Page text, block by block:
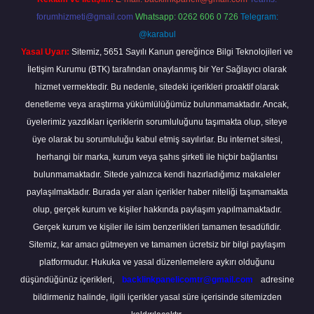
forumhizmeti@gmail.com Whatsapp: 0262 606 0 726 Telegram:
@karabul
Yasal Uyarı: Sitemiz, 5651 Sayılı Kanun gereğince Bilgi Teknolojileri ve
İletişim Kurumu (BTK) tarafından onaylanmış bir Yer Sağlayıcı olarak
hizmet vermektedir. Bu nedenle, sitedeki içerikleri proaktif olarak
denetleme veya araştırma yükümlülüğümüz bulunmamaktadır. Ancak,
üyelerimiz yazdıkları içeriklerin sorumluluğunu taşımakta olup, siteye
üye olarak bu sorumluluğu kabul etmiş sayılırlar. Bu internet sitesi,
herhangi bir marka, kurum veya şahıs şirketi ile hiçbir bağlantısı
bulunmamaktadır. Sitede yalnızca kendi hazırladığımız makaleler
paylaşılmaktadır. Burada yer alan içerikler haber niteliği taşımamakta
olup, gerçek kurum ve kişiler hakkında paylaşım yapılmamaktadır.
Gerçek kurum ve kişiler ile isim benzerlikleri tamamen tesadüfidir.
Sitemiz, kar amacı gütmeyen ve tamamen ücretsiz bir bilgi paylaşım
platformudur. Hukuka ve yasal düzenlemelere aykırı olduğunu
düşündüğünüz içerikleri,
backlinkpanelicomtr@gmail.com
adresine
bildirmeniz halinde, ilgili içerikler yasal süre içerisinde sitemizden